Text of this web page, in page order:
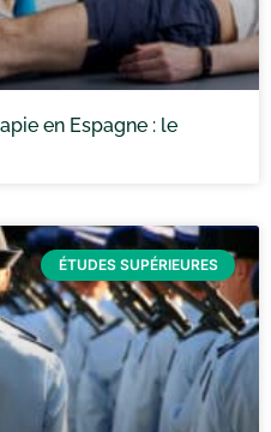
en Espagne : le
ÉTUDES SUPÉRIEURES